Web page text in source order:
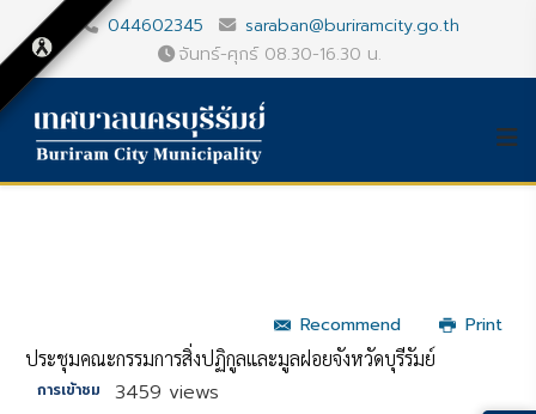
044602345
saraban@buriramcity.go.th
จันทร์-ศุกร์ 08.30-16.30 น.
Recommend
Print
ประชุมคณะกรรมการสิ่งปฏิกูลและมูลฝอยจังหวัดบุรีรัมย์
การเข้าชม 3459 views